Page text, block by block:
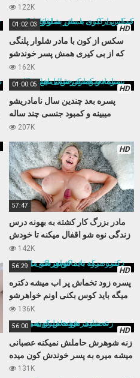
حسابی میکننش
122K
HD
01:02:03
سکس از کون با مادر شلوار پلنگی
که از بی کیری همش پسر خوندشو
اغوا میکنه
162K
HD
01:00:05
پسره بعد چندین سال نامادریشو
میبینه و کمبود جنسی چند ساله
نامادریو با کیرش تامین میکنه
207K
HD
57:47
مادر بزرگ کار کشته به بهونه درس
زندگی نوه شو اقفال میکنه تا خودش
بعد مدتها حالی کنه
142K
HD
56:29
پسره زود تخماش پر اب میشه دکتره
میگه باید کوس بکنی اونم خواهرشو
میکنه
136K
HD
56:00
زنه شوهرش حاملش نمیکنه عصبانی
میشه میره به پسر خوندش کون میده
131K